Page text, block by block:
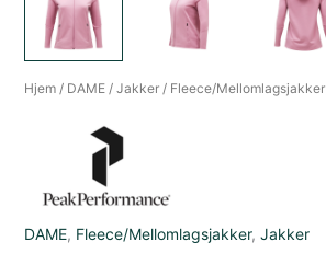
Hjem / DAME /Jakker / Fleece/Mellomlagsjakker
DAME, Fleece/Mellomlagsjakker,Jakker